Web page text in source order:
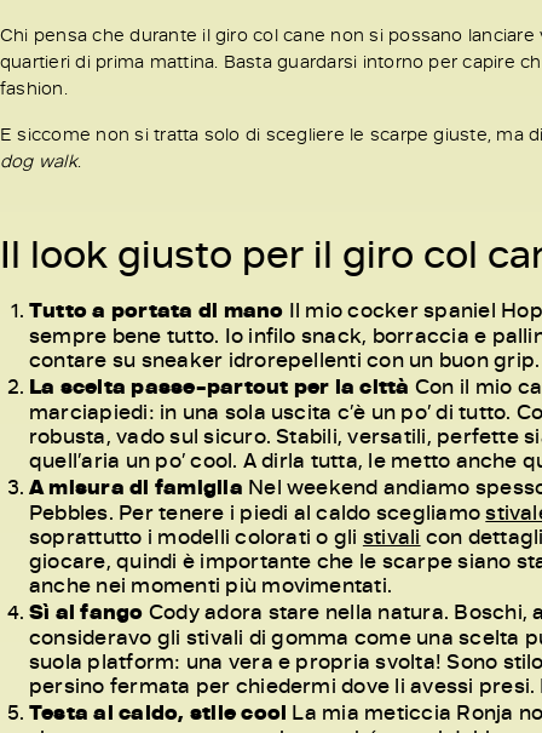
Chi pensa che durante il giro col cane non si possano
quartieri di prima mattina. Basta guardarsi intorno per capire
fashion.
E siccome non si tratta solo di scegliere le scarpe giuste, ma
dog walk.
Il look giusto per il giro col
Tutto a portata di mano Il mio cocker spaniel
sempre bene tutto. Io infilo snack, borraccia e
contare su sneaker idrorepellenti con un buon
La scelta passe-partout per la città Con il mio
marciapiedi: in una sola uscita c’è un po’ di tutto.
robusta, vado sul sicuro. Stabili, versatili, perfette
quell’aria un po’ cool. A dirla tutta, le metto anche
A misura di famiglia Nel weekend andiamo
Pebbles. Per tenere i piedi al caldo scegliamo
soprattutto i modelli colorati o gli stivali con
giocare, quindi è importante che le scarpe siano
anche nei momenti più movimentati.
Sì al fango Cody adora stare nella natura. Boschi,
consideravo gli stivali di gomma come una scelta
suola platform: una vera e propria svolta! Sono
persino fermata per chiedermi dove li avessi
Testa al caldo, stile cool La mia meticcia Ronja